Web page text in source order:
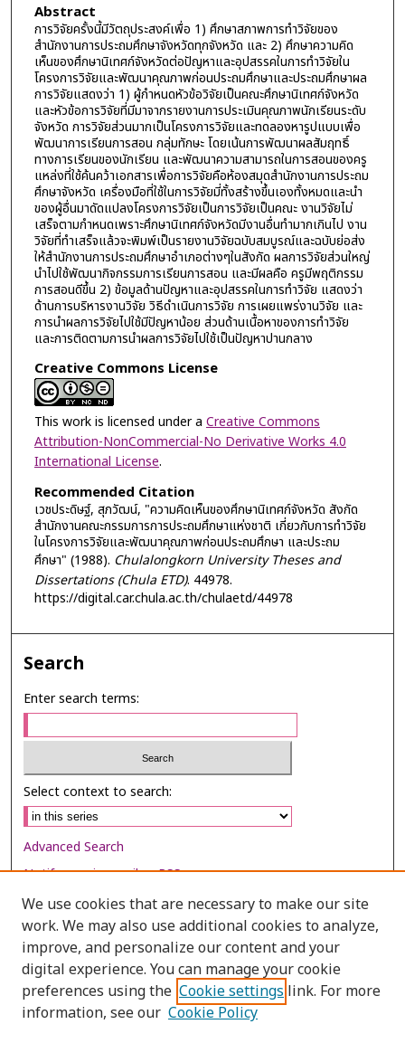
Abstract
การวิจัยครั้งนี้มีวัตถุประสงค์เพื่อ 1) ศึกษาสภาพการทำวิจัยของ
สำนักงานการประถมศึกษาจังหวัดทุกจังหวัด และ 2) ศึกษาความคิด
เห็นของศึกษานิเทศก์จังหวัดต่อปัญหาและอุปสรรคในการทำวิจัยใน
โครงการวิจัยและพัฒนาคุณภาพก่อนประถมศึกษาและประถมศึกษาผล
การวิจัยแสดงว่า 1) ผู้กำหนดหัวข้อวิจัยเป็นคณะศึกษานิเทศก์จังหวัด
และหัวข้อการวิจัยที่มีมาจากรายงานการประเมินคุณภาพนักเรียนระดับ
จังหวัด การวิจัยส่วนมากเป็นโครงการวิจัยและทดลองหารูปแบบเพื่อ
พัฒนาการเรียนการสอน กลุ่มทักษะ โดยเน้นการพัฒนาผลสัมฤทธิ์
ทางการเรียนของนักเรียน และพัฒนาความสามารถในการสอนของครู
แหล่งที่ใช้ค้นคว้าเอกสารเพื่อการวิจัยคือห้องสมุดสำนักงานการประถม
ศึกษาจังหวัด เครื่องมือที่ใช้ในการวิจัยมี่ทั้งสร้างขึ้นเองทั้งหมดและนำ
ของผู้อื่นมาดัดแปลงโครงการวิจัยเป็นการวิจัยเป็นคณะ งานวิจัยไม่
เสร็จตามกำหนดเพราะศึกษานิเทศก์จังหวัดมีงานอื่นทำมากเกินไป งาน
วิจัยที่ทำเสร็จแล้วจะพิมพ์เป็นรายงานวิจัยฉบับสมบูรณ์และฉบับย่อส่ง
ให้สำนักงานการประถมศึกษาอำเภอต่างๆในสังกัด ผลการวิจัยส่วนใหญ่
นำไปใช้พัฒนากิจกรรมการเรียนการสอน และมีผลคือ ครูมีพฤติกรรม
การสอนดีขึ้น 2) ข้อมูลด้านปัญหาและอุปสรรคในการทำวิจัย แสดงว่า
ด้านการบริหารงานวิจัย วิธีดำเนินการวิจัย การเผยแพร่งานวิจัย และ
การนำผลการวิจัยไปใช้มีปัญหาน้อย ส่วนด้านเนื้อหาของการทำวิจัย
และการติดตามการนำผลการวิจัยไปใช้เป็นปัญหาปานกลาง
Creative Commons License
This work is licensed under a Creative Commons
Attribution-NonCommercial-No Derivative Works 4.0
International License.
Recommended Citation
เวชประดิษฐ์, สุภวัฒน์, "ความคิดเห็นของศึกษานิเทศก์จังหวัด สังกัด
สำนักงานคณะกรรมการการประถมศึกษาแห่งชาติ เกี่ยวกับการทำวิจัย
ในโครงการวิจัยและพัฒนาคุณภาพก่อนประถมศึกษา และประถม
ศึกษา" (1988). Chulalongkorn University Theses and
Dissertations (Chula ETD). 44978.
https://digital.car.chula.ac.th/chulaetd/44978
Search
Enter search terms:
Select context to search:
Advanced Search
Notify me via email orRSS
Browse
Collections
Disciplines
Authors
We use cookies that are necessary to make our site
work. We may also use additional cookies to analyze,
improve, and personalize our content and your
digital experience. You can manage your cookie
preferences using the Cookie settings link. For more
information, see our Cookie Policy